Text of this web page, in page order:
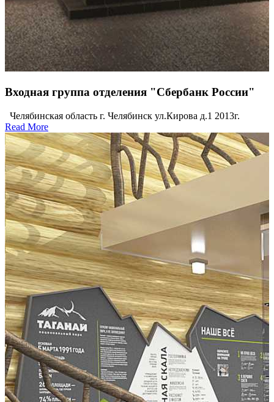
Входная группа отделения "Сбербанк России"
Челябинская область г. Челябинск ул.Кирова д.1 2013г.
Read More